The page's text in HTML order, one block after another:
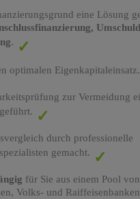
eine Lösung
.
optimalen Eigenkapitaleinsatz.
zur Vermeidung
durch professionelle
gemacht.
für Sie aus einem Pool von
Volks- und